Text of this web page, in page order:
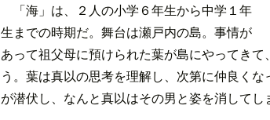
「海」は、２人の小学６年生から中学１年
生までの時期だ。舞台は瀬戸内の島。事情が
あって祖父母に預けられた葉が島にやってき
う。葉は真以の思考を理解し、次第に仲良く
が潜伏し、なんと真以はその男と姿を消してし